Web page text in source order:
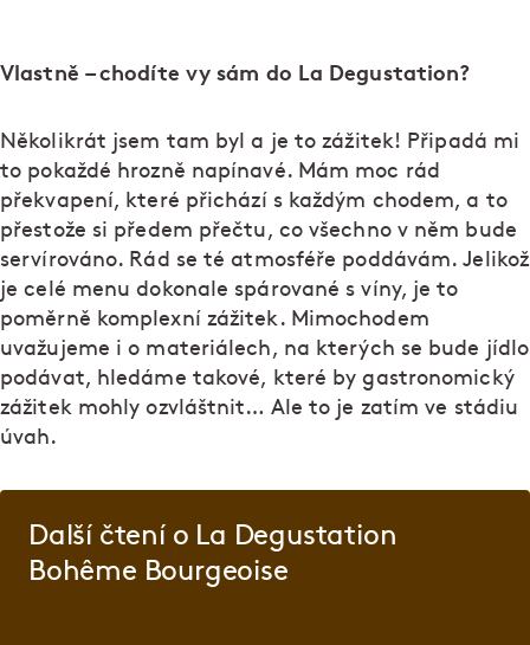
Vlastně – chodíte vy sám do La Degustation?
Několikrát jsem tam byl a je to zážitek! Připadá mi
to pokaždé hrozně napínavé. Mám moc rád
překvapení, které přichází s každým chodem, a to
přestože si předem přečtu, co všechno v něm bude
servírováno. Rád se té atmosféře poddávám. Jelikož
je celé menu dokonale spárované s víny, je to
poměrně komplexní zážitek. Mimochodem
uvažujeme i o materiálech, na kterých se bude jídlo
podávat, hledáme takové, které by gastronomický
zážitek mohly ozvláštnit… Ale to je zatím ve stádiu
úvah.
Další čtení o La Degustation
Bohême Bourgeoise